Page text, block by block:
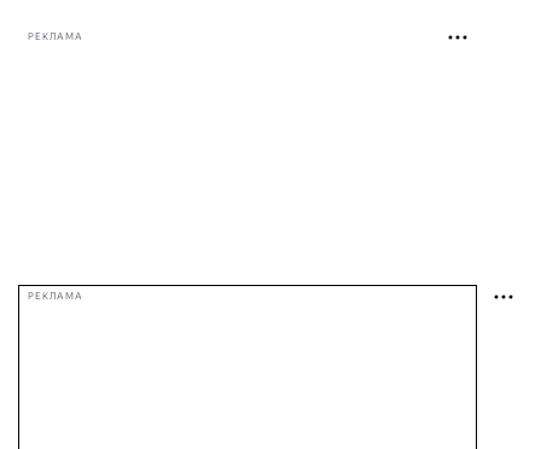
РЕКЛАМА
РЕКЛАМА